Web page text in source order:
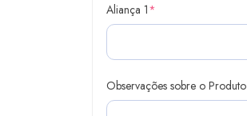
Aliança 1*
Observações sobre o Produto